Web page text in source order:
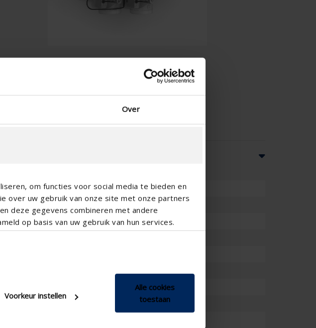
Over
om functies voor social media te bieden en
over uw gebruik van onze site met onze partners
deze gegevens combineren met andere
op basis van uw gebruik van hun services.
Voorkeur instellen
Alle cookies
toestaan